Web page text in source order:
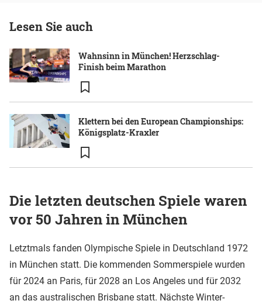
Lesen Sie auch
Wahnsinn in München! Herzschlag-
Finish beim Marathon
Klettern bei den European Championships:
Königsplatz-Kraxler
Die letzten deutschen Spiele waren
vor 50 Jahren in München
Letztmals fanden Olympische Spiele in Deutschland 1972
in München statt. Die kommenden Sommerspiele wurden
für 2024 an Paris, für 2028 an Los Angeles und für 2032
an das australischen Brisbane statt. Nächste Winter-